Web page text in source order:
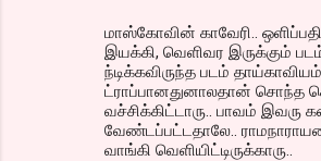
மாஸ்கோவின் காவேரி..
இயக்கி, வெளிவர இருக்கும்
ந்டிக்கவிருந்த படம்
ட்ராப்பானதுனாலதான் சொந்த
வச்சிக்கிட்டாரு.. பாவம் இவரு
வேண்டப்பட்டதாலே..
வாங்கி வெளியிட்டிருக்காரு..